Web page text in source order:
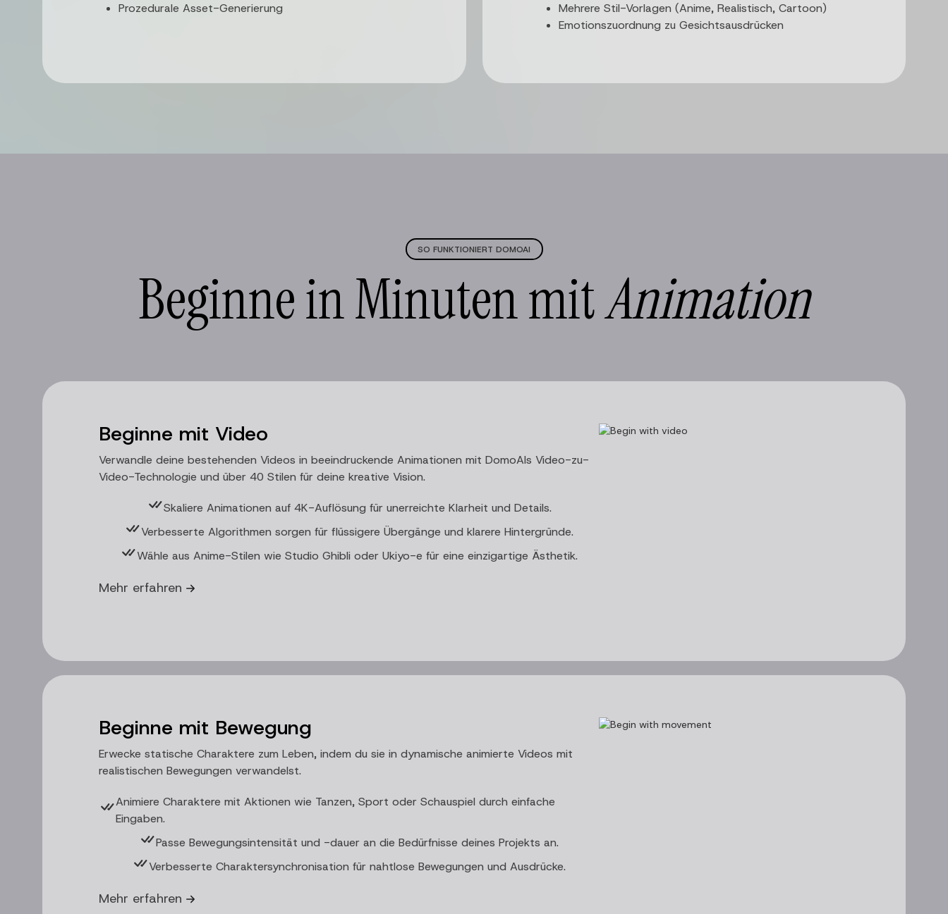
Prozedurale Asset-Generierung
Mehrere Stil-Vorlagen (Anime, Realistisch, Cartoon)
Emotionszuordnung zu Gesichtsausdrücken
SO FUNKTIONIERT DOMOAI
Beginne in Minuten mitAnimation
Beginne mit Video
Verwandle deine bestehenden Videos in beeindruckende Animationen mit DomoAIs Video-zu-
Video-Technologie und über 40 Stilen für deine kreative Vision.
Skaliere Animationen auf 4K-Auflösung für unerreichte Klarheit und Details.
Verbesserte Algorithmen sorgen für flüssigere Übergänge und klarere Hintergründe.
Wähle aus Anime-Stilen wie Studio Ghibli oder Ukiyo-e für eine einzigartige Ästhetik.
Mehr erfahren
Beginne mit Bewegung
Erwecke statische Charaktere zum Leben, indem du sie in dynamische animierte Videos mit
realistischen Bewegungen verwandelst.
Animiere Charaktere mit Aktionen wie Tanzen, Sport oder Schauspiel durch einfache
Eingaben.
Passe Bewegungsintensität und -dauer an die Bedürfnisse deines Projekts an.
Verbesserte Charaktersynchronisation für nahtlose Bewegungen und Ausdrücke.
Mehr erfahren